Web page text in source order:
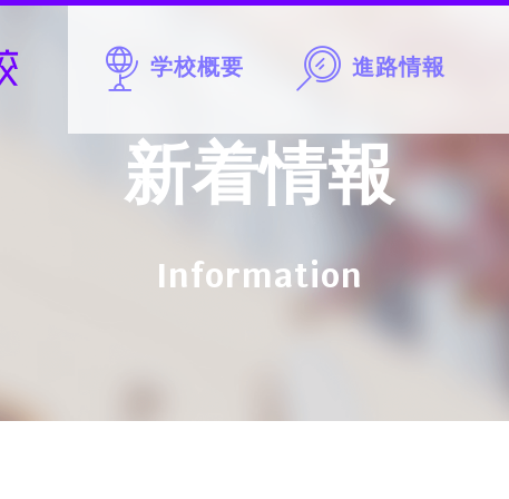
学校概要 進路情報
新着情報
Information